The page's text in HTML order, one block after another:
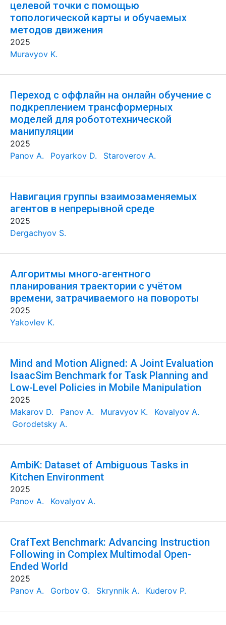
целевой точки с помощью
топологической карты и обучаемых
методов движения
2025
Muravyov K.
Переход с оффлайн на онлайн обучение с
подкреплением трансформерных
моделей для робототехнической
манипуляции
2025
Panov A.
Poyarkov D. Staroverov A.
Навигация группы взаимозаменяемых
агентов в непрерывной среде
2025
Dergachyov S.
Алгоритмы много-агентного
планирования траектории с учётом
времени, затрачиваемого на повороты
2025
Yakovlev K.
Mind and Motion Aligned: A Joint Evaluation
IsaacSim Benchmark for Task Planning and
Low-Level Policies in Mobile Manipulation
2025
Makarov D.
Panov A. Muravyov K.
Kovalyov A.
Gorodetsky A.
AmbiK: Dataset of Ambiguous Tasks in
Kitchen Environment
2025
Panov A.
Kovalyov A.
CrafText Benchmark: Advancing Instruction
Following in Complex Multimodal Open-
Ended World
2025
Panov A.
Gorbov G. Skrynnik A. Kuderov P.